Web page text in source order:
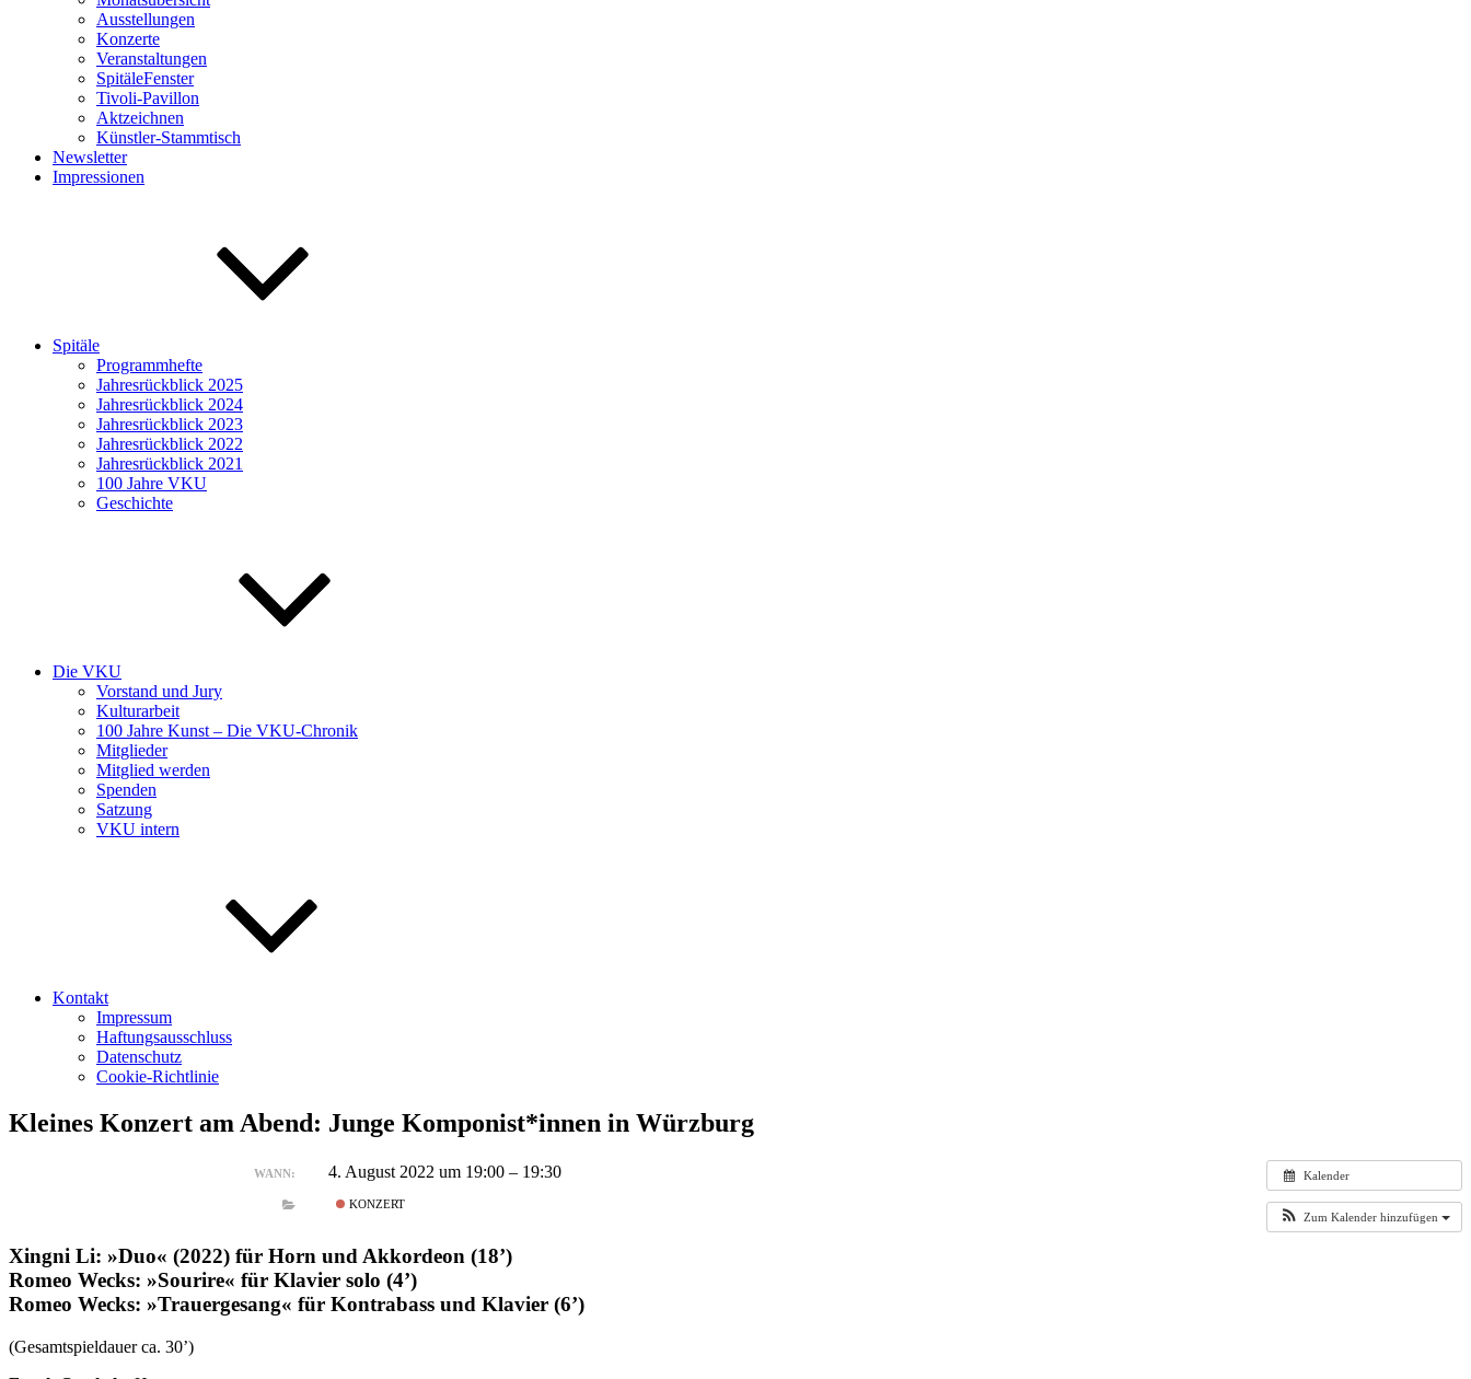
Ausstellungen
Konzerte
Veranstaltungen
SpitäleFenster
Tivoli-Pavillon
Aktzeichnen
Künstler-Stammtisch
Newsletter
Impressionen
Spitäle
Programmhefte
Jahresrückblick 2025
Jahresrückblick 2024
Jahresrückblick 2023
Jahresrückblick 2022
Jahresrückblick 2021
100 Jahre VKU
Geschichte
Die VKU
Vorstand und Jury
Kulturarbeit
100 Jahre Kunst – Die VKU-Chronik
Mitglieder
Mitglied werden
Spenden
Satzung
VKU intern
Kontakt
Impressum
Haftungsausschluss
Datenschutz
Cookie-Richtlinie
Kleines Konzert am Abend: Junge Komponist*innen in Würzburg
Kalender
Zum Kalender hinzufügen
WANN: 4. August 2022 um 19:00 – 19:30
KONZERT
Xingni Li: »Duo« (2022) für Horn und Akkordeon (18’)
Romeo Wecks: »Sourire« für Klavier solo (4’)
Romeo Wecks: »Trauergesang« für Kontrabass und Klavier (6’)
(Gesamtspieldauer ca. 30’)